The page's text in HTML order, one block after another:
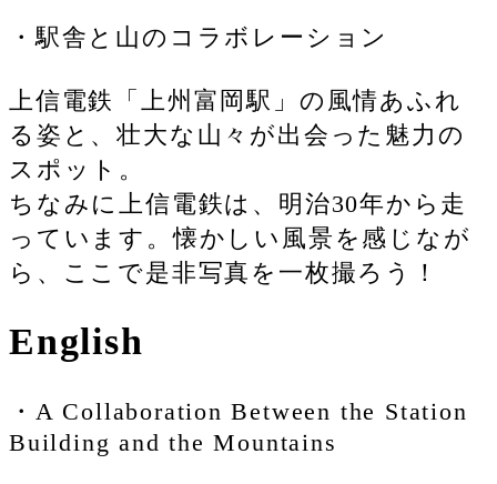
・駅舎と山のコラボレーション
上信電鉄「上州富岡駅」の風情あふれ
る姿と、壮大な山々が出会った魅力の
スポット。
ちなみに上信電鉄は、明治30年から走
っています。懐かしい風景を感じなが
ら、ここで是非写真を一枚撮ろう！
English
・A Collaboration Between the Station
Building and the Mountains